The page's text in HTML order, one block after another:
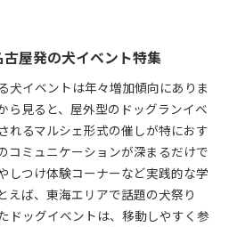
屋発の犬イベント特集
犬イベントは年々増加傾向にありま
ら見ると、屋外型のドッグランイベ
れるマルシェ形式の催しが特におす
コミュニケーションが深まるだけで
しつけ体験コーナーなど実践的な学
えば、東海エリアで話題の犬祭り
ドッグイベントは、移動しやすく参